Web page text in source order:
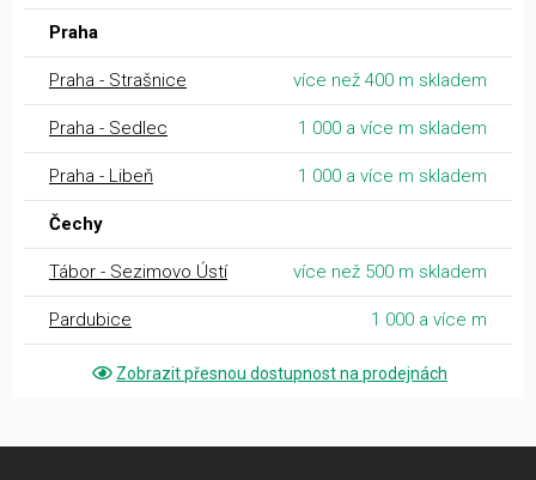
Praha
Praha - Strašnice více než 400 m skladem
Praha - Sedlec 1 000 a více m skladem
Praha - Libeň 1 000 a více m skladem
Čechy
Tábor - Sezimovo Ústí více než 500 m skladem
Pardubice 1 000 a více m
Zobrazit přesnou dostupnost na prodejnách